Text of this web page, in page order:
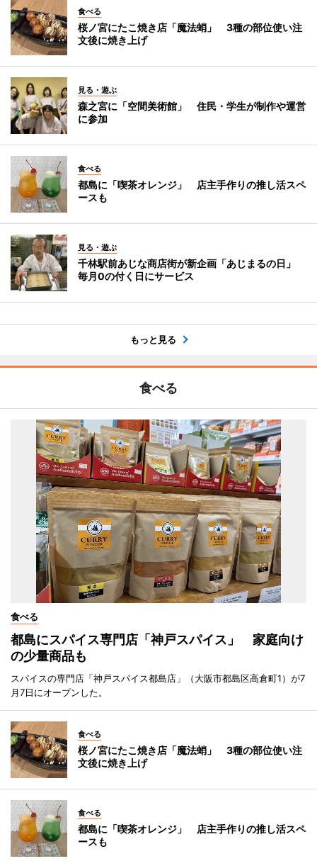
食べる
桜ノ宮にたこ焼き店「魔法蛸」 3種の部位使い注
文後に焼き上げ
見る・遊ぶ
森之宮に「空間美術館」 住民・学生が制作や運営
に参加
食べる
都島に「喫茶オレンジ」 店主手作りの推し活スペ
ースも
見る・遊ぶ
千林駅前あじな商店街が新企画「あじまるの日」
毎月0の付く日にサービス
もっと見る
食べる
食べる
都島にスパイス専門店「神戸スパイス」 家庭向け
の少量商品も
スパイスの専門店「神戸スパイス都島店」（大阪市都島区高倉町1）が7
月7日にオープンした。
食べる
桜ノ宮にたこ焼き店「魔法蛸」 3種の部位使い注
文後に焼き上げ
食べる
都島に「喫茶オレンジ」 店主手作りの推し活スペ
ースも